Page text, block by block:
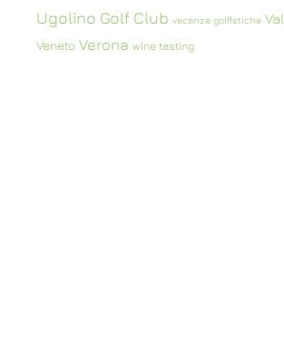
Ugolino Golf Club vacanze golfistiche
Veneto Verona wine tasting